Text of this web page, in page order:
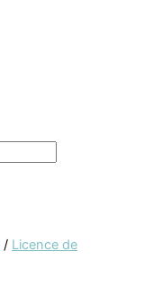
/ Licence de